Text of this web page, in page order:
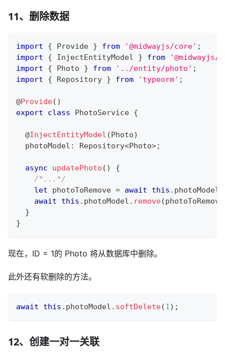
11、删除数据
import { Provide } from '@midwayjs/core' ;
import
{ InjectEntityModel } from
'@midwayjs/
import
{ Photo } from '../entity/photo' ;
import
{ Repository } from 'typeorm' ;
@Provide( )
export
class PhotoService {
@InjectEntityModel (Photo)
  photoModel
: Repository<Photo>;
async updatePhoto ( )
{
/*...*/
let photoToRemove = await this . photoModel
await
this . photoModel . remove(photoToRemove
}
}
现在，ID = 1的 Photo 将从数据库中删除。
此外还有软删除的方法。
await this . photoModel . softDelete(1) ;
12、创建一对一关联